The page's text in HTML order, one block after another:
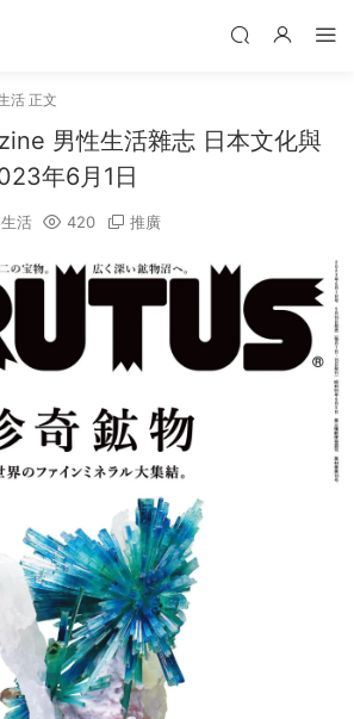
活 正文
男性生活雜志 日本文化與
年6月1日
活 420 推廣